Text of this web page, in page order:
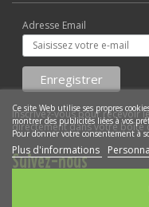
Adresse Email
Inscrivez-vous pour recevoir
directement dans votre boîte
Suivez-nous
Ce site Web utilise ses propres
montrer des publicités liées à vos
Pour donner votre consentement à
Plus d'informations